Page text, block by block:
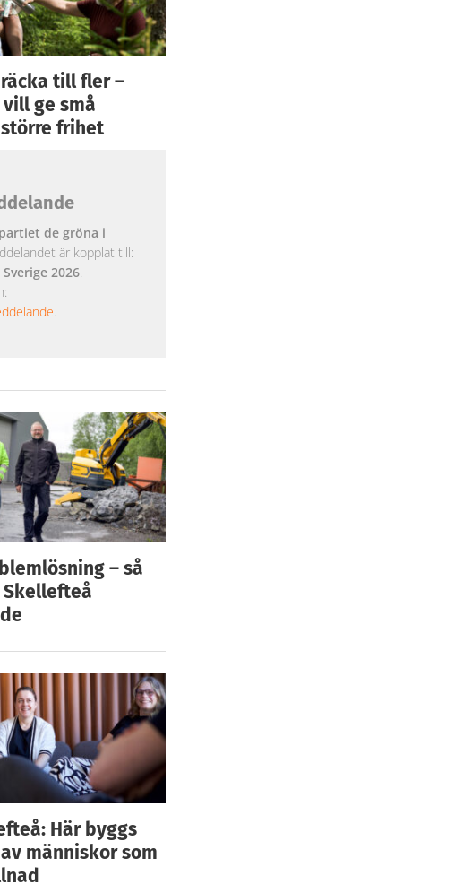
till fler –
ge små
frihet
de gröna i
är kopplat till:
2026.
.
– så
Skellefteå
Här byggs
människor som